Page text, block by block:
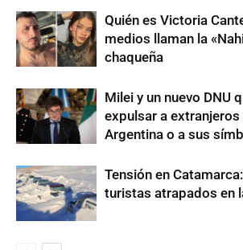
Quién es Victoria
medios llaman la
chaqueña
Milei y un nuevo DNU
expulsar a extranjeros
Argentina o a sus
Tensión en
turistas atrapados en